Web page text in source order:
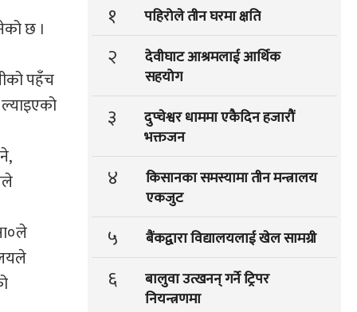
छ ।
पहँच
ल्याइएको
१ पहिरोले तीन घरमा क्षति
२
देवीघाट आश्रमलाई आर्थिक
सहयोग
३
दुप्चेश्वर धाममा एकैदिन हजारौं
भक्तजन
४
किसानका समस्यामा तीन मन्त्रालय
एकजुट
५ बैंकद्वारा विद्यालयलाई खेल सामग्री
६
बालुवा उत्खनन् गर्ने ट्रिपर
नियन्त्रणमा